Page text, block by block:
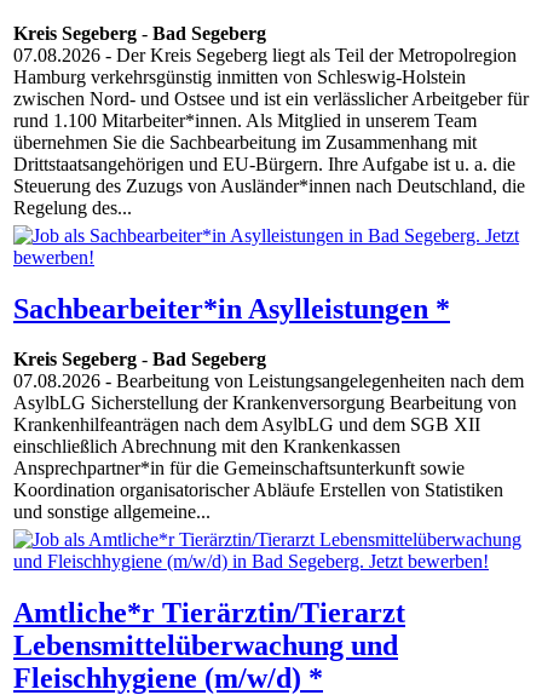
Kreis Segeberg - Bad Segeberg
07.08.2026 - Der Kreis Segeberg liegt als Teil der Metropolregion
Hamburg verkehrsgünstig inmitten von Schleswig-Holstein
zwischen Nord- und Ostsee und ist ein verlässlicher Arbeitgeber für
rund 1.100 Mitarbeiter*innen. Als Mitglied in unserem Team
übernehmen Sie die Sachbearbeitung im Zusammenhang mit
Drittstaatsangehörigen und EU-Bürgern. Ihre Aufgabe ist u. a. die
Steuerung des Zuzugs von Ausländer*innen nach Deutschland, die
Regelung des...
Sachbearbeiter*in Asylleistungen *
Kreis Segeberg - Bad Segeberg
07.08.2026 - Bearbeitung von Leistungsangelegenheiten nach dem
AsylbLG Sicherstellung der Krankenversorgung Bearbeitung von
Krankenhilfeanträgen nach dem AsylbLG und dem SGB XII
einschließlich Abrechnung mit den Krankenkassen
Ansprechpartner*in für die Gemeinschaftsunterkunft sowie
Koordination organisatorischer Abläufe Erstellen von Statistiken
und sonstige allgemeine...
Amtliche*r Tierärztin/Tierarzt
Lebensmittelüberwachung und
Fleischhygiene (m/w/d) *